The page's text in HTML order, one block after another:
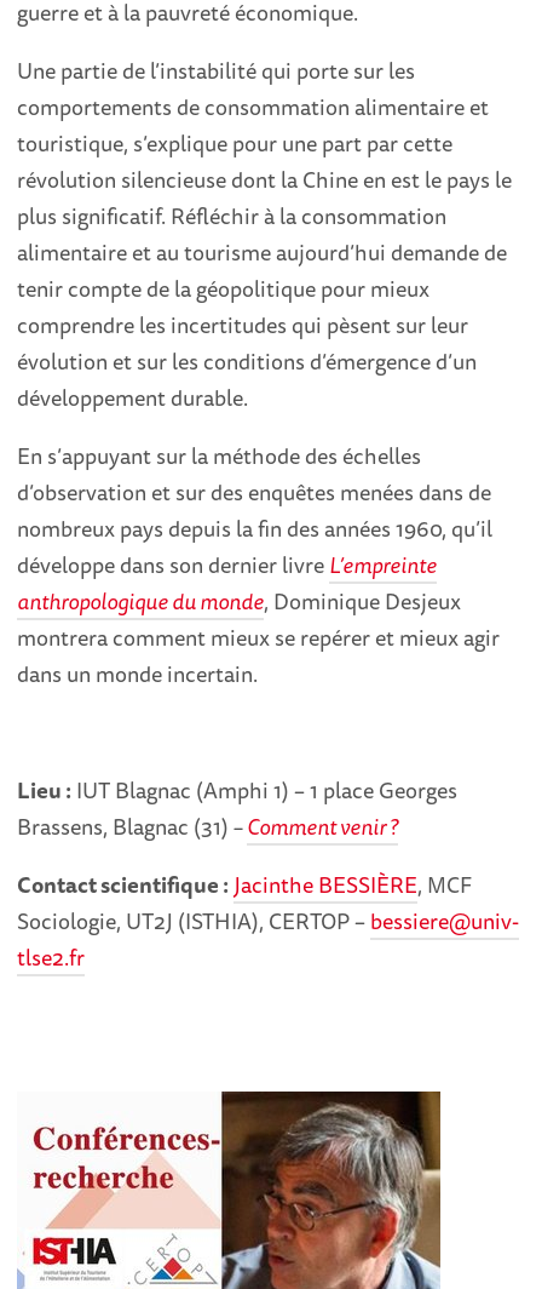
guerre et à la pauvreté économique.
Une partie de l’instabilité qui porte sur les
comportements de consommation alimentaire et
touristique, s’explique pour une part par cette
révolution silencieuse dont la Chine en est le pays le
plus significatif. Réfléchir à la consommation
alimentaire et au tourisme aujourd’hui demande de
tenir compte de la géopolitique pour mieux
comprendre les incertitudes qui pèsent sur leur
évolution et sur les conditions d’émergence d’un
développement durable.
En s’appuyant sur la méthode des échelles
d’observation et sur des enquêtes menées dans de
nombreux pays depuis la fin des années 1960, qu’il
développe dans son dernier livreL’empreinte
anthropologique du monde, Dominique Desjeux
montrera comment mieux se repérer et mieux agir
dans un monde incertain.
Lieu : IUT Blagnac (Amphi 1) – 1 place Georges
Brassens, Blagnac (31)–Comment venir ?
Contact scientifique : Jacinthe BESSIÈRE, MCF
Sociologie, UT2J (ISTHIA), CERTOP –bessiere@univ-
tlse2.fr